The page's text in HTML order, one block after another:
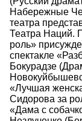
Набережные
театра
Театра Наций.
роль»
спектакле
Бокурадзе
«Лучшая
Сидорова за
«Дама с